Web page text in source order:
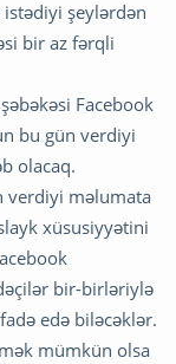
şeylərdən
bir az fərqli
Facebook
bu gün verdiyi
olacaq.
verdiyi məlumata
xüsusiyyətini
bir-birləriylə
edə biləcəklər.
mümkün olsa